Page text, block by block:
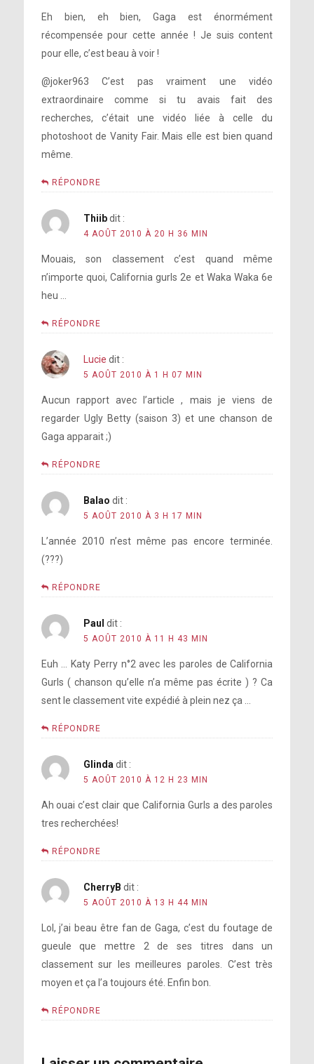
Eh bien, eh bien, Gaga est énormément
récompensée pour cette année ! Je suis content
pour elle, c’est beau à voir !
@joker963 C’est pas vraiment une vidéo
extraordinaire comme si tu avais fait des
recherches, c’était une vidéo liée à celle du
photoshoot de Vanity Fair. Mais elle est bien quand
même.
RÉPONDRE
Thiib dit :
4 AOÛT 2010 À 20 H 36 MIN
Mouais, son classement c’est quand même
n’importe quoi, California gurls 2e et Waka Waka 6e
heu …
RÉPONDRE
Lucie dit :
5 AOÛT 2010 À 1 H 07 MIN
Aucun rapport avec l’article , mais je viens de
regarder Ugly Betty (saison 3) et une chanson de
Gaga apparait ;)
RÉPONDRE
Balao dit :
5 AOÛT 2010 À 3 H 17 MIN
L’année 2010 n’est même pas encore terminée.
(???)
RÉPONDRE
Paul dit :
5 AOÛT 2010 À 11 H 43 MIN
Euh … Katy Perry n°2 avec les paroles de California
Gurls ( chanson qu’elle n’a même pas écrite ) ? Ca
sent le classement vite expédié à plein nez ça …
RÉPONDRE
Glinda dit :
5 AOÛT 2010 À 12 H 23 MIN
Ah ouai c’est clair que California Gurls a des paroles
tres recherchées!
RÉPONDRE
CherryB dit :
5 AOÛT 2010 À 13 H 44 MIN
Lol, j’ai beau être fan de Gaga, c’est du foutage de
gueule que mettre 2 de ses titres dans un
classement sur les meilleures paroles. C’est très
moyen et ça l’a toujours été. Enfin bon.
RÉPONDRE